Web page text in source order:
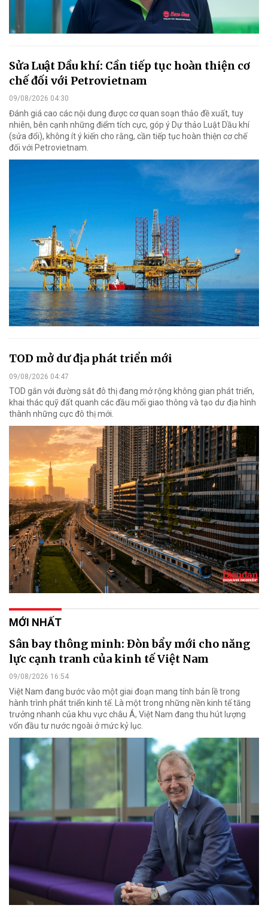
Sửa Luật Dầu khí: Cần tiếp tục hoàn thiện cơ
chế đối với Petrovietnam
09/08/2026 04:30
Đánh giá cao các nội dung được cơ quan soạn thảo đề xuất, tuy
nhiên, bên cạnh những điểm tích cực, góp ý Dự thảo Luật Dầu khí
(sửa đổi), không ít ý kiến cho rằng, cần tiếp tục hoàn thiện cơ chế
đối với Petrovietnam.
TOD mở dư địa phát triển mới
09/08/2026 04:47
TOD gắn với đường sắt đô thị đang mở rộng không gian phát triển,
khai thác quỹ đất quanh các đầu mối giao thông và tạo dư địa hình
thành những cực đô thị mới.
MỚI NHẤT
Sân bay thông minh: Đòn bẩy mới cho năng
lực cạnh tranh của kinh tế Việt Nam
09/08/2026 16:54
Việt Nam đang bước vào một giai đoạn mang tính bản lề trong
hành trình phát triển kinh tế. Là một trong những nền kinh tế tăng
trưởng nhanh của khu vực châu Á, Việt Nam đang thu hút lượng
vốn đầu tư nước ngoài ở mức kỷ lục.